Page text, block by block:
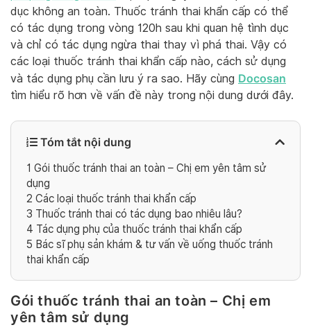
dục không an toàn. Thuốc tránh thai khẩn cấp có thể
có tác dụng trong vòng 120h sau khi quan hệ tình dục
và chỉ có tác dụng ngừa thai thay vì phá thai. Vậy có
các loại thuốc tránh thai khẩn cấp nào, cách sử dụng
và tác dụng phụ cần lưu ý ra sao. Hãy cùng Docosan
tìm hiểu rõ hơn về vấn đề này trong nội dung dưới đây.
Tóm tắt nội dung
1 Gói thuốc tránh thai an toàn – Chị em yên tâm sử
dụng
2 Các loại thuốc tránh thai khẩn cấp
3 Thuốc tránh thai có tác dụng bao nhiêu lâu?
4 Tác dụng phụ của thuốc tránh thai khẩn cấp
5 Bác sĩ phụ sản khám & tư vấn về uống thuốc tránh
thai khẩn cấp
Gói thuốc tránh thai an toàn – Chị em
yên tâm sử dụng